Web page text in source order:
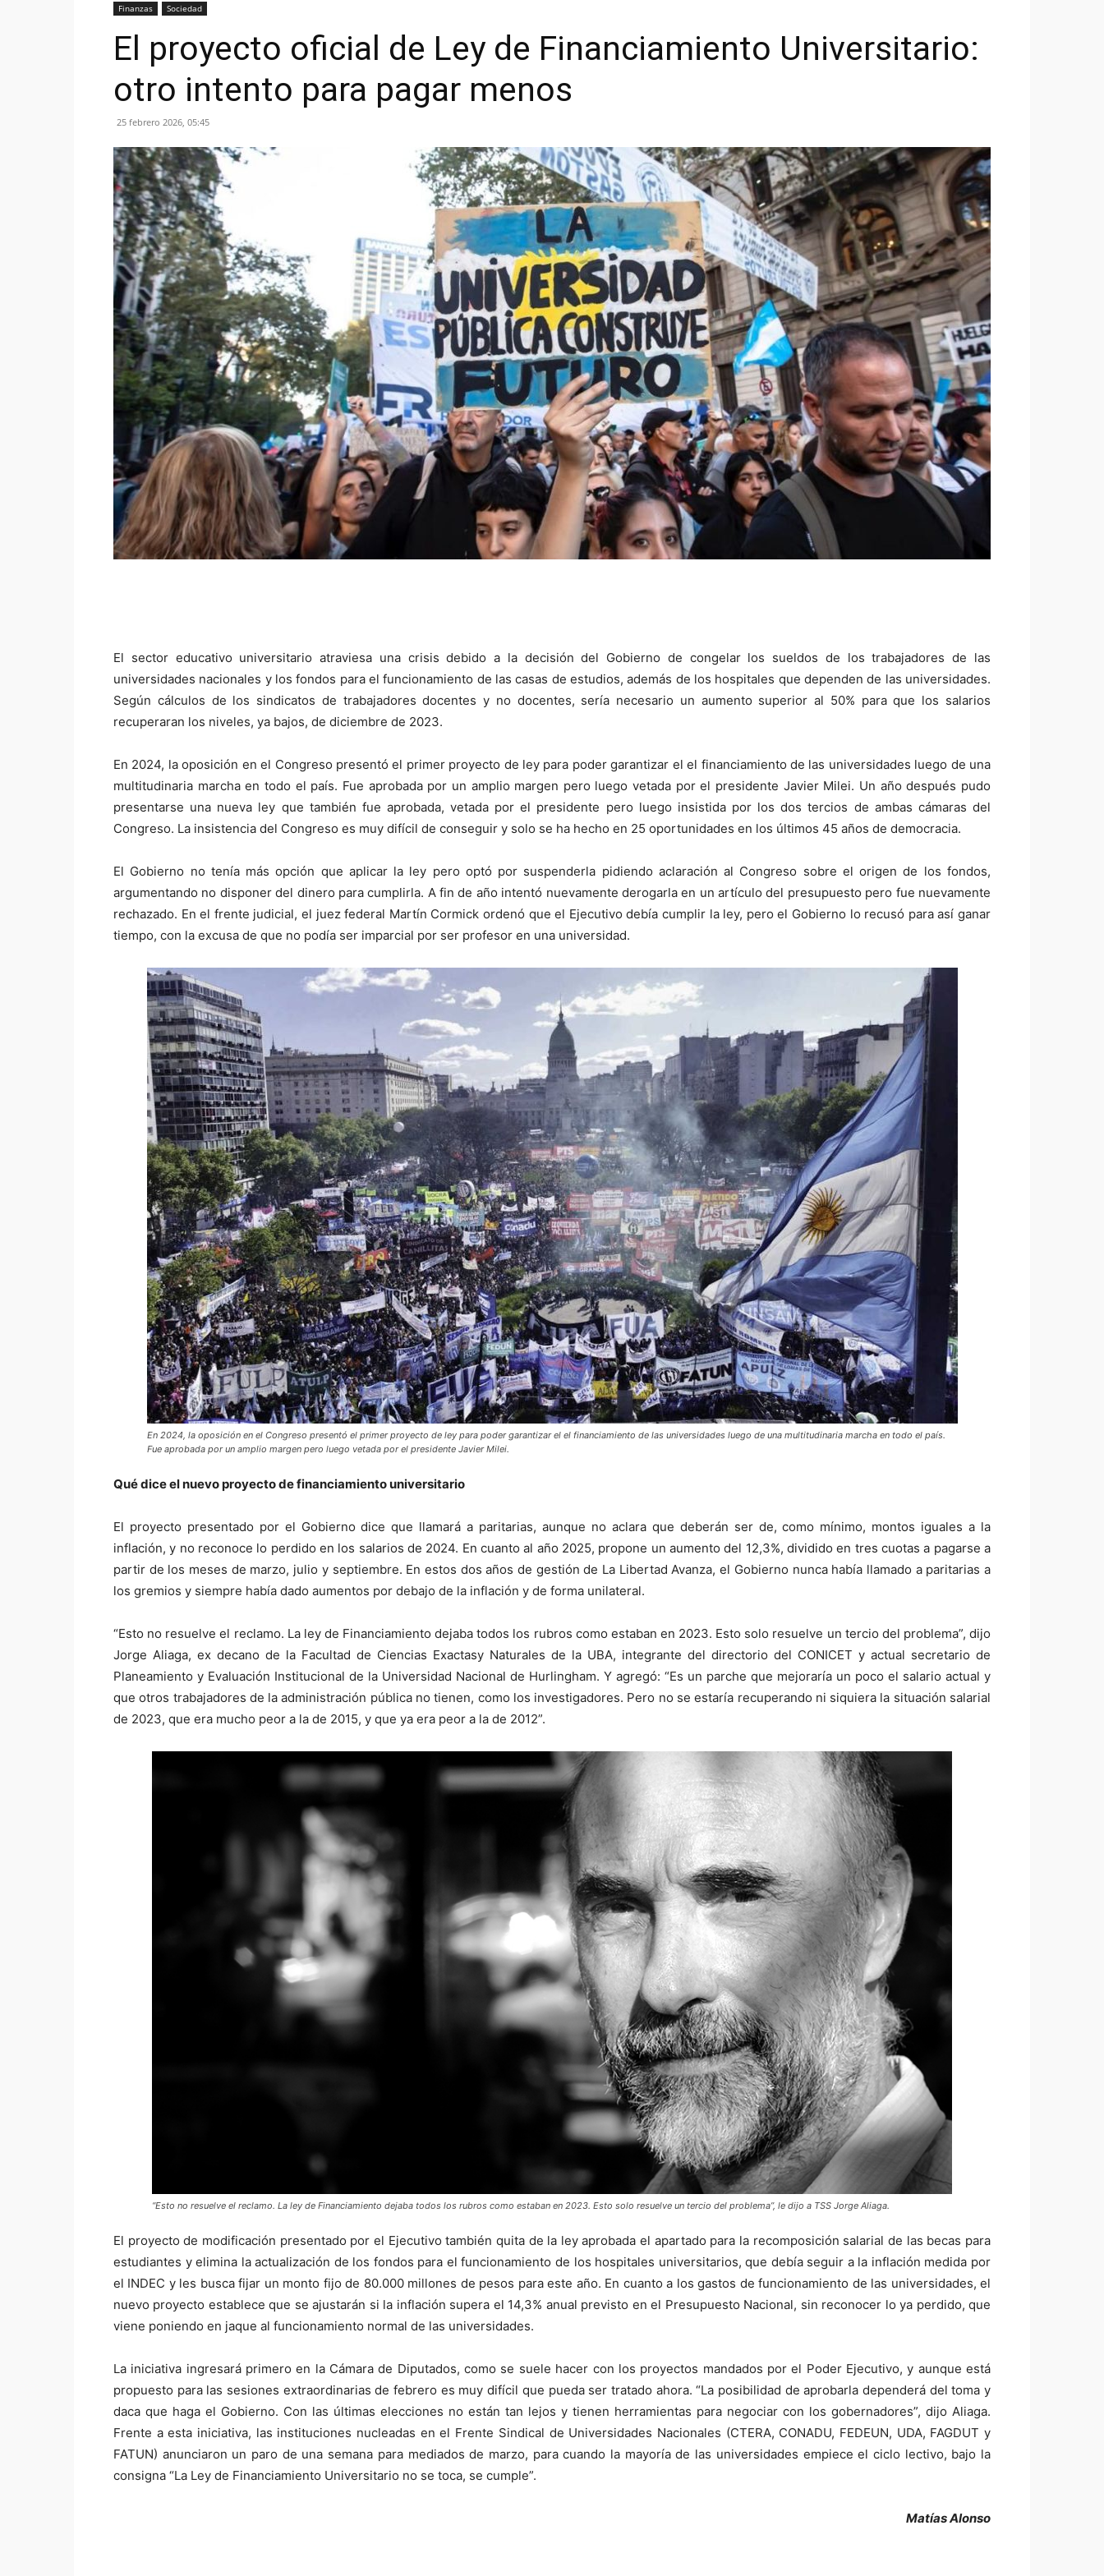
Finanzas Sociedad
El proyecto oficial de Ley de Financiamiento Universitario:
otro intento para pagar menos
25 febrero 2026, 05:45
El sector educativo universitario atraviesa una crisis debido a la decisión del Gobierno de congelar los sueldos de los trabajadores de las
universidades nacionales y los fondos para el funcionamiento de las casas de estudios, además de los hospitales que dependen de las universidades.
Según cálculos de los sindicatos de trabajadores docentes y no docentes, sería necesario un aumento superior al 50% para que los salarios
recuperaran los niveles, ya bajos, de diciembre de 2023.
En 2024, la oposición en el Congreso presentó el primer proyecto de ley para poder garantizar el el financiamiento de las universidades luego de una
multitudinaria marcha en todo el país. Fue aprobada por un amplio margen pero luego vetada por el presidente Javier Milei. Un año después pudo
presentarse una nueva ley que también fue aprobada, vetada por el presidente pero luego insistida por los dos tercios de ambas cámaras del
Congreso. La insistencia del Congreso es muy difícil de conseguir y solo se ha hecho en 25 oportunidades en los últimos 45 años de democracia.
El Gobierno no tenía más opción que aplicar la ley pero optó por suspenderla pidiendo aclaración al Congreso sobre el origen de los fondos,
argumentando no disponer del dinero para cumplirla. A fin de año intentó nuevamente derogarla en un artículo del presupuesto pero fue nuevamente
rechazado. En el frente judicial, el juez federal Martín Cormick ordenó que el Ejecutivo debía cumplir la ley, pero el Gobierno lo recusó para así ganar
tiempo, con la excusa de que no podía ser imparcial por ser profesor en una universidad.
En 2024, la oposición en el Congreso presentó el primer proyecto de ley para poder garantizar el el financiamiento de las universidades luego de una multitudinaria marcha en todo el país.
Fue aprobada por un amplio margen pero luego vetada por el presidente Javier Milei.
Qué dice el nuevo proyecto de financiamiento universitario
El proyecto presentado por el Gobierno dice que llamará a paritarias, aunque no aclara que deberán ser de, como mínimo, montos iguales a la
inflación, y no reconoce lo perdido en los salarios de 2024. En cuanto al año 2025, propone un aumento del 12,3%, dividido en tres cuotas a pagarse a
partir de los meses de marzo, julio y septiembre. En estos dos años de gestión de La Libertad Avanza, el Gobierno nunca había llamado a paritarias a
los gremios y siempre había dado aumentos por debajo de la inflación y de forma unilateral.
“Esto no resuelve el reclamo. La ley de Financiamiento dejaba todos los rubros como estaban en 2023. Esto solo resuelve un tercio del problema”, dijo
Jorge Aliaga, ex decano de la Facultad de Ciencias Exactasy Naturales de la UBA, integrante del directorio del CONICET y actual secretario de
Planeamiento y Evaluación Institucional de la Universidad Nacional de Hurlingham. Y agregó: “Es un parche que mejoraría un poco el salario actual y
que otros trabajadores de la administración pública no tienen, como los investigadores. Pero no se estaría recuperando ni siquiera la situación salarial
de 2023, que era mucho peor a la de 2015, y que ya era peor a la de 2012”.
“Esto no resuelve el reclamo. La ley de Financiamiento dejaba todos los rubros como estaban en 2023. Esto solo resuelve un tercio del problema”, le dijo a TSS Jorge Aliaga.
El proyecto de modificación presentado por el Ejecutivo también quita de la ley aprobada el apartado para la recomposición salarial de las becas para
estudiantes y elimina la actualización de los fondos para el funcionamiento de los hospitales universitarios, que debía seguir a la inflación medida por
el INDEC y les busca fijar un monto fijo de 80.000 millones de pesos para este año. En cuanto a los gastos de funcionamiento de las universidades, el
nuevo proyecto establece que se ajustarán si la inflación supera el 14,3% anual previsto en el Presupuesto Nacional, sin reconocer lo ya perdido, que
viene poniendo en jaque al funcionamiento normal de las universidades.
La iniciativa ingresará primero en la Cámara de Diputados, como se suele hacer con los proyectos mandados por el Poder Ejecutivo, y aunque está
propuesto para las sesiones extraordinarias de febrero es muy difícil que pueda ser tratado ahora. “La posibilidad de aprobarla dependerá del toma y
daca que haga el Gobierno. Con las últimas elecciones no están tan lejos y tienen herramientas para negociar con los gobernadores”, dijo Aliaga.
Frente a esta iniciativa, las instituciones nucleadas en el Frente Sindical de Universidades Nacionales (CTERA, CONADU, FEDEUN, UDA, FAGDUT y
FATUN) anunciaron un paro de una semana para mediados de marzo, para cuando la mayoría de las universidades empiece el ciclo lectivo, bajo la
consigna “La Ley de Financiamiento Universitario no se toca, se cumple”.
Matías Alonso